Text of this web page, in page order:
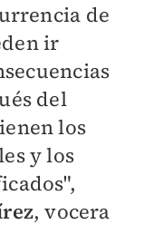
de
ir
del
los
y los
, vocera